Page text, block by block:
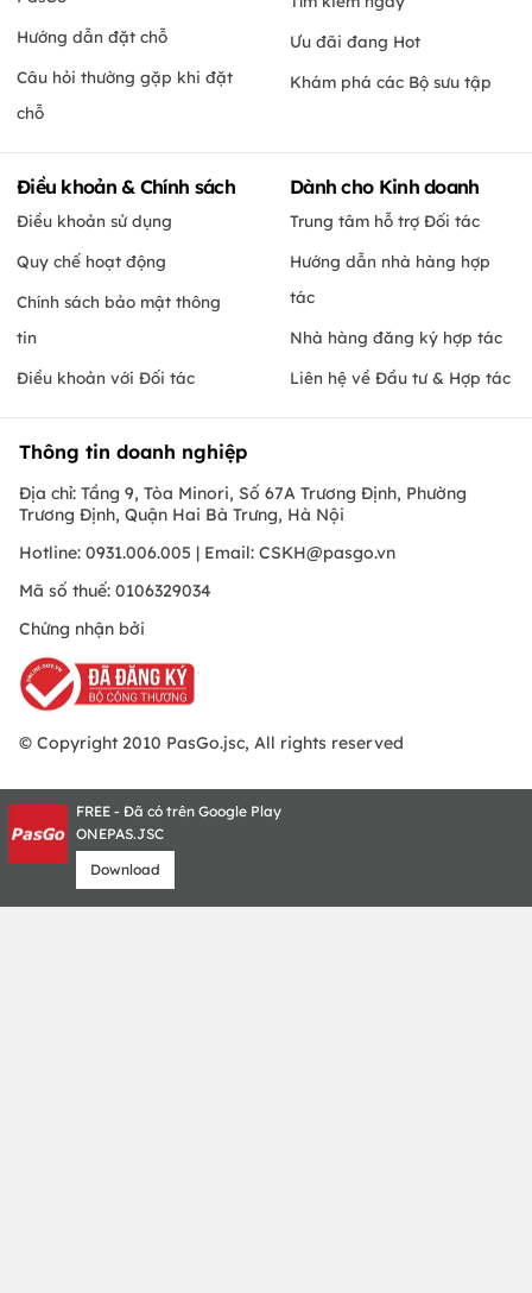
Hướng dẫn đặt chỗ
Câu hỏi thường gặp khi đặt
chỗ
Ưu đãi đang Hot
Khám phá các Bộ sưu tập
Điều khoản & Chính sách
Điều khoản sử dụng
Quy chế hoạt động
Chính sách bảo mật thông
tin
Điều khoản với Đối tác
Dành cho Kinh doanh
Trung tâm hỗ trợ Đối tác
Hướng dẫn nhà hàng hợp
tác
Nhà hàng đăng ký hợp tác
Liên hệ về Đầu tư & Hợp tác
Thông tin doanh nghiệp
Địa chỉ: Tầng 9, Tòa Minori, Số 67A Trương Định, Phường
Trương Định, Quận Hai Bà Trưng, Hà Nội
Hotline: 0931.006.005 | Email: CSKH@pasgo.vn
Mã số thuế: 0106329034
Chứng nhận bởi
© Copyright 2010 PasGo.jsc, All rights reserved
FREE - Đã có trên Google Play
ONEPAS.JSC
Download